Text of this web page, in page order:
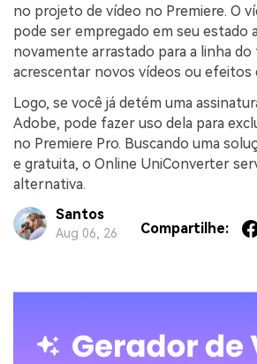
no projeto de vídeo no Premiere. O
pode ser empregado em seu estado
novamente arrastado para a linha
acrescentar novos vídeos ou efeitos
Logo, se você já detém uma
Adobe, pode fazer uso dela para
no Premiere Pro. Buscando uma
e gratuita, o Online UniConverter
alternativa.
Santos
Aug 06, 26 Compartilhe: